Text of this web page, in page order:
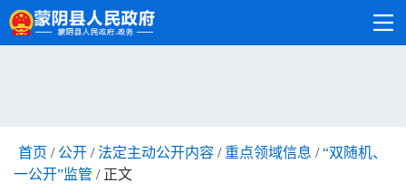
首页 / 公开 /法定主动公开内容 / 重点领域信息 /“双随机、
一公开”监管 / 正文